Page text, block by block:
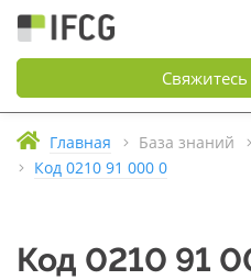
Главная База знаний
Код 0210 91 000 0
Код 0210 91